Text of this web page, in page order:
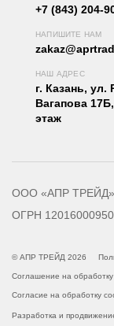
+7 (843) 204-
НАПИШИТЕ НАМ
НАШ АДРЕС
г. Казань, ул.
Вагапова
этаж
ООО «АПР ТРЕЙД»
ОГРН
© АПР ТРЕЙД 2026
Соглашение на
Согласие на обработку
Разработка и